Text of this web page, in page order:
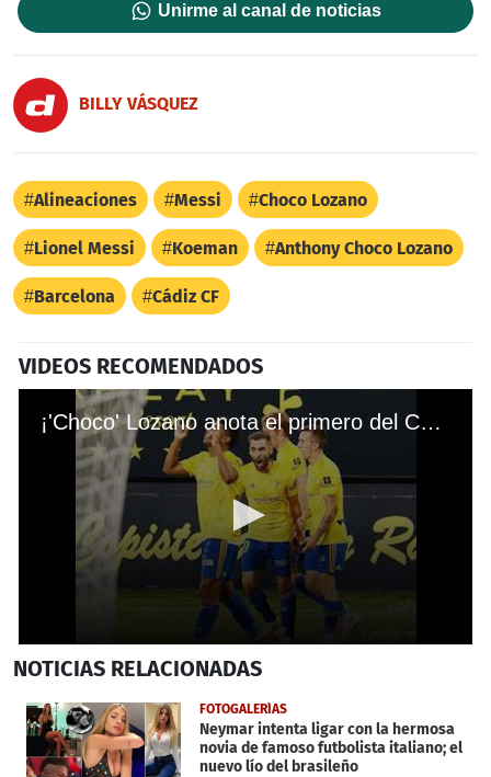
Unirme al canal de noticias
BILLY VÁSQUEZ
Alineaciones Messi Choco Lozano
Lionel Messi Koeman Anthony Choco Lozano
Barcelona Cádiz CF
VIDEOS RECOMENDADOS
¡'Choco' Lozano anota el primero del Cádiz ante el Extremadura!
seconds
25
seconds
NOTICIAS RELACIONADAS
FOTOGALERÍAS
Neymar intenta ligar con la hermosa
novia de famoso futbolista italiano; el
nuevo lío del brasileño